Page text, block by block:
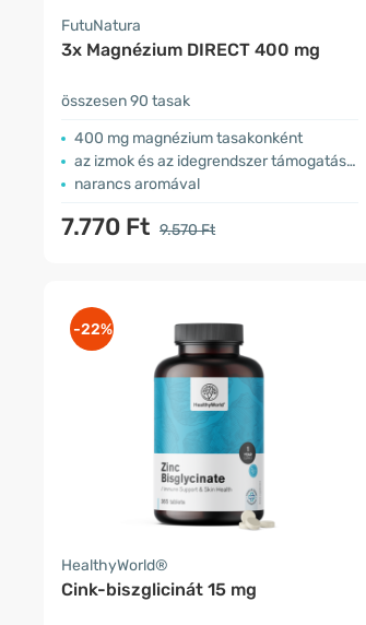
FutuNatura
3x Magnézium DIRECT 400 mg
összesen 90 tasak
400 mg magnézium tasakonként
az izmok és az idegrendszer támogatására
narancs aromával
7.770 Ft 9.570 Ft
-22%
HealthyWorld®
Cink-biszglicinát 15 mg